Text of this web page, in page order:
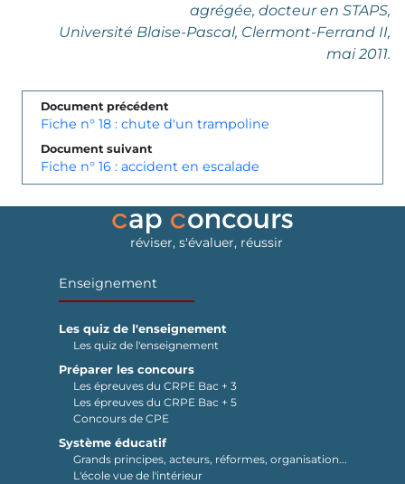
agrégée, docteur en STAPS,
Université Blaise-Pascal, Clermont-Ferrand II,
mai 2011.
Document précédent
Fiche n° 18 : chute d'un trampoline
Document suivant
Fiche n° 16 : accident en escalade
réviser, s'évaluer, réussir
Enseignement
Les quiz de l'enseignement
Les quiz de l'enseignement
Préparer les concours
Les épreuves du CRPE Bac + 3
Les épreuves du CRPE Bac + 5
Concours de CPE
Système éducatif
Grands principes, acteurs, réformes, organisation...
L'école vue de l'intérieur